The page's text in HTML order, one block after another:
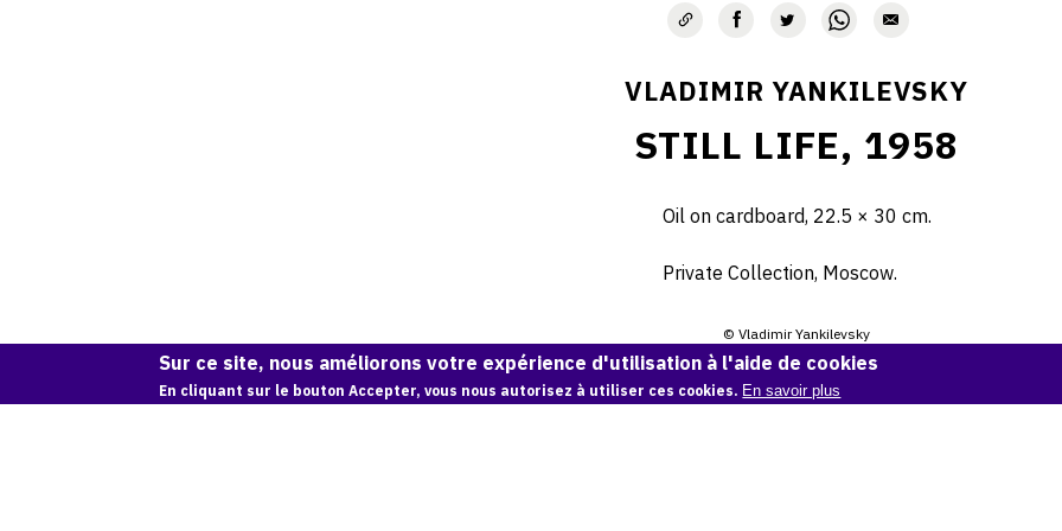
VLADIMIR YANKILEVSKY
STILL LIFE, 1958
Oil on cardboard, 22.5 × 30 cm.
Private Collection, Moscow.
© Vladimir Yankilevsky
Demande d'information
Sur ce site, nous améliorons votre expérience d'utilisation à l'aide de cookies
En cliquant sur le bouton Accepter, vous nous autorisez à utiliser ces cookies. En savoir plus